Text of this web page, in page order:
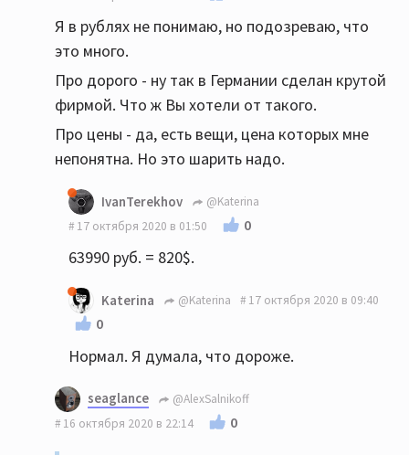
Я в рублях не понимаю, но подозреваю, что
это много.
Про дорого - ну так в Германии сделан крутой
фирмой. Что ж Вы хотели от такого.
Про цены - да, есть вещи, цена которых мне
непонятна. Но это шарить надо.
IvanTerekhov
@Katerina
17 октября 2020 в 01:50
0
63990 руб. = 820$.
Katerina @Katerina 17 октября 2020 в 09:40
0
Нормал. Я думала, что дороже.
seaglance
@AlexSalnikoff
16 октября 2020 в 22:14
0